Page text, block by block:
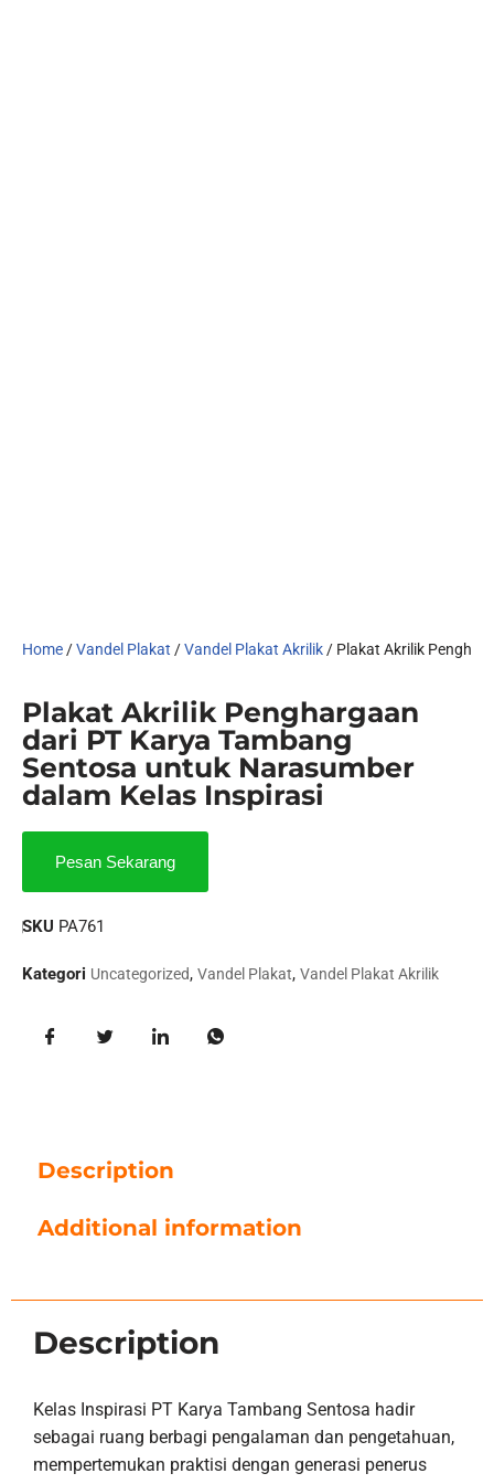
Home/Vandel Plakat /Vandel Plakat Akrilik/ Plakat Akrilik
Plakat Akrilik Penghargaan
dari PT Karya Tambang
Sentosa untuk Narasumber
dalam Kelas Inspirasi
Pesan Sekarang
SKU PA761
Kategori Uncategorized, Vandel Plakat, Vandel Plakat Akrilik
Description
Additional information
Description
Kelas Inspirasi PT Karya Tambang Sentosa hadir
sebagai ruang berbagi pengalaman dan pengetahuan,
mempertemukan praktisi dengan generasi penerus